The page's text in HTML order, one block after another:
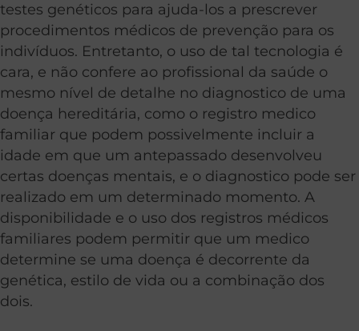
testes genéticos para ajuda-los a prescrever
procedimentos médicos de prevenção para os
indivíduos. Entretanto, o uso de tal tecnologia é
cara, e não confere ao profissional da saúde o
mesmo nível de detalhe no diagnostico de uma
doença hereditária, como o registro medico
familiar que podem possivelmente incluir a
idade em que um antepassado desenvolveu
certas doenças mentais, e o diagnostico pode ser
realizado em um determinado momento. A
disponibilidade e o uso dos registros médicos
familiares podem permitir que um medico
determine se uma doença é decorrente da
genética, estilo de vida ou a combinação dos
dois.